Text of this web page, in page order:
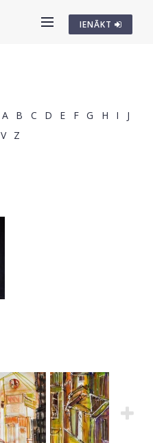
IENĀKT
A B C D E F G H I
J
V Z